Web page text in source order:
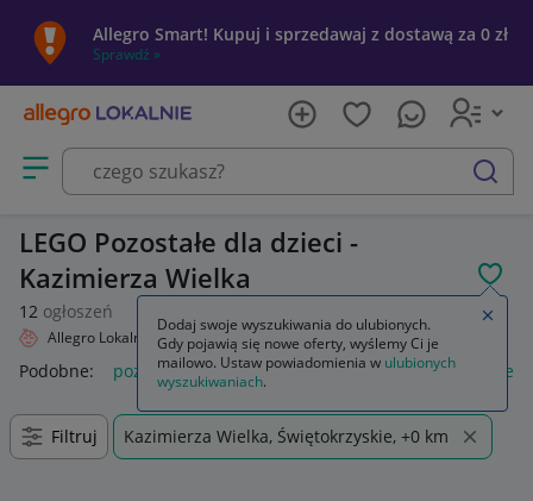
Allegro Smart! Kupuj i sprzedawaj z dostawą za 0 zł
Sprawdź »
Otwórz menu z kategoriami
szukaj
LEGO Pozostałe dla dzieci -
Kazimierza Wielka
12 ogłoszeń
Allegro Lokalnie Dziecko Zabawki Klocki LEGO Pozostałe
Podobne: pozostałe łóżka pozostałe pozostałe miasta i
Filtruj Kazimierza Wielka, Świętokrzyskie, +0 km
Dodaj swoje wyszukiwania do ulubionych.
Gdy pojawią się nowe oferty, wyślemy Ci je
mailowo. Ustaw powiadomienia w ulubionych
wyszukiwaniach.